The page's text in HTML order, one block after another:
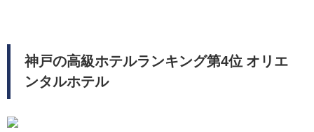
神戸の高級ホテルランキング第4位 オリエ
ンタルホテル